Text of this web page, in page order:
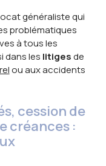
généraliste qui
problématiques
à tous les
dans les litigesde
ou aux accidents
cession de
créances :